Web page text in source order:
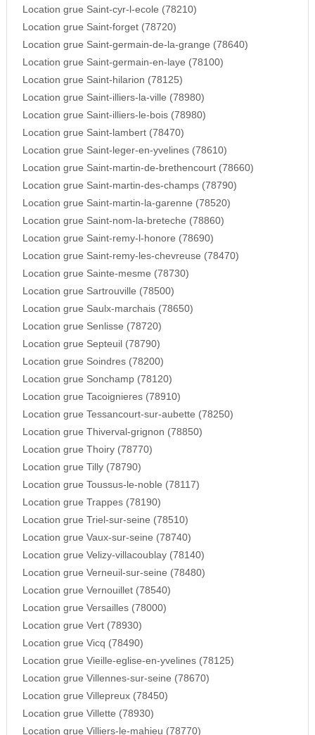
Location grue Saint-cyr-l-ecole (78210)
Location grue Saint-forget (78720)
Location grue Saint-germain-de-la-grange (78640)
Location grue Saint-germain-en-laye (78100)
Location grue Saint-hilarion (78125)
Location grue Saint-illiers-la-ville (78980)
Location grue Saint-illiers-le-bois (78980)
Location grue Saint-lambert (78470)
Location grue Saint-leger-en-yvelines (78610)
Location grue Saint-martin-de-brethencourt (78660)
Location grue Saint-martin-des-champs (78790)
Location grue Saint-martin-la-garenne (78520)
Location grue Saint-nom-la-breteche (78860)
Location grue Saint-remy-l-honore (78690)
Location grue Saint-remy-les-chevreuse (78470)
Location grue Sainte-mesme (78730)
Location grue Sartrouville (78500)
Location grue Saulx-marchais (78650)
Location grue Senlisse (78720)
Location grue Septeuil (78790)
Location grue Soindres (78200)
Location grue Sonchamp (78120)
Location grue Tacoignieres (78910)
Location grue Tessancourt-sur-aubette (78250)
Location grue Thiverval-grignon (78850)
Location grue Thoiry (78770)
Location grue Tilly (78790)
Location grue Toussus-le-noble (78117)
Location grue Trappes (78190)
Location grue Triel-sur-seine (78510)
Location grue Vaux-sur-seine (78740)
Location grue Velizy-villacoublay (78140)
Location grue Verneuil-sur-seine (78480)
Location grue Vernouillet (78540)
Location grue Versailles (78000)
Location grue Vert (78930)
Location grue Vicq (78490)
Location grue Vieille-eglise-en-yvelines (78125)
Location grue Villennes-sur-seine (78670)
Location grue Villepreux (78450)
Location grue Villette (78930)
Location grue Villiers-le-mahieu (78770)